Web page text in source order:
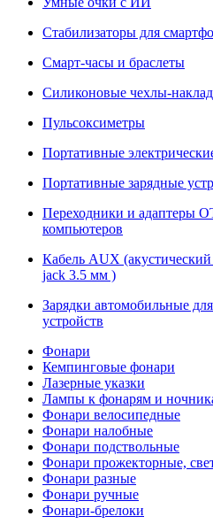
Стабилизаторы для
Смарт-часы и браслеты
Силиконовые чехлы-
Пульсоксиметры
Портативные
Портативные зарядные
Переходники и адаптеры
компьютеров
Кабель AUX
jack 3.5 мм )
Зарядки автомобильные
устройств
Фонари
Кемпинговые фонари
Лазерные указки
Лампы к фонарям и
Фонари велосипедные
Фонари налобные
Фонари подствольные
Фонари прожекторные,
Фонари разные
Фонари ручные
Фонари-брелоки